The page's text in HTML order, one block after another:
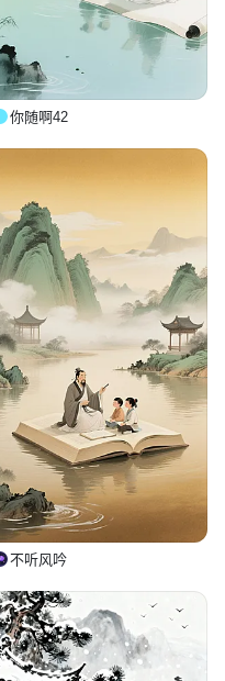
你随啊42
不听风吟